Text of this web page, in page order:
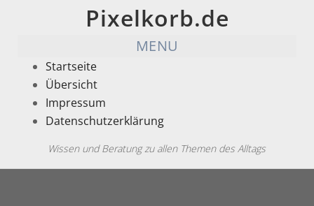
Pixelkorb.de
MENU
Startseite
Übersicht
Impressum
Datenschutzerklärung
Wissen und Beratung zu allen Themen des Alltags